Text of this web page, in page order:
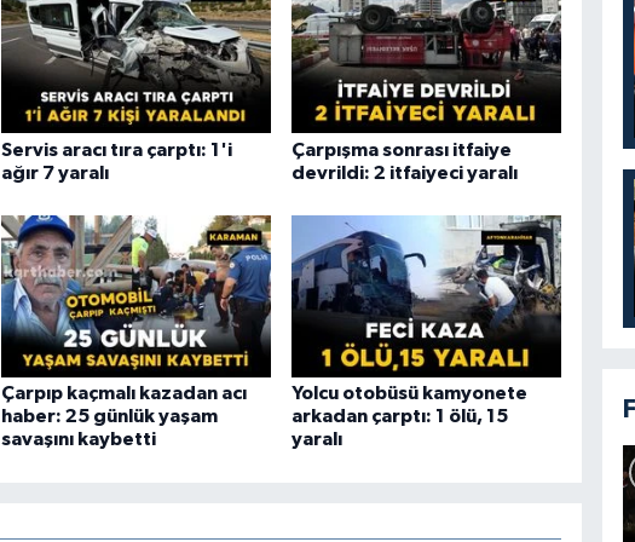
Servis aracı tıra çarptı: 1'i
ağır 7 yaralı
Çarpışma sonrası itfaiye
devrildi: 2 itfaiyeci yaralı
Çarpıp kaçmalı kazadan acı
haber: 25 günlük yaşam
savaşını kaybetti
Yolcu otobüsü kamyonete
arkadan çarptı: 1 ölü, 15
yaralı